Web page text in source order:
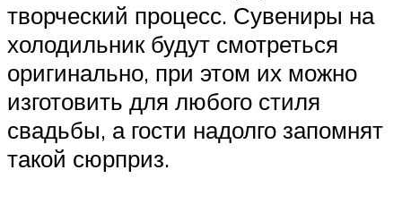
творческий процесс. Сувениры на
холодильник будут смотреться
оригинально, при этом их можно
изготовить для любого стиля
свадьбы, а гости надолго запомнят
такой сюрприз.